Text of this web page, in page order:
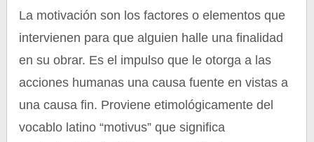
La motivación son los factores o elementos que
intervienen para que alguien halle una finalidad
en su obrar. Es el impulso que le otorga a las
acciones humanas una causa fuente en vistas a
una causa fin. Proviene etimológicamente del
vocablo latino “motivus” que significa